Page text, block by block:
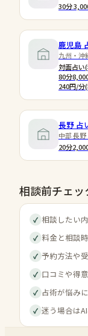
30分
鹿児島
九州・沖
対面占い
80分
240円/分
長野 占
中部 長
20分
相談前チェッ
✓ 相談したい
✓ 料金と相談
✓ 予約方法や
✓ 口コミや得
✓ 占術が悩み
✓ 迷う場合は